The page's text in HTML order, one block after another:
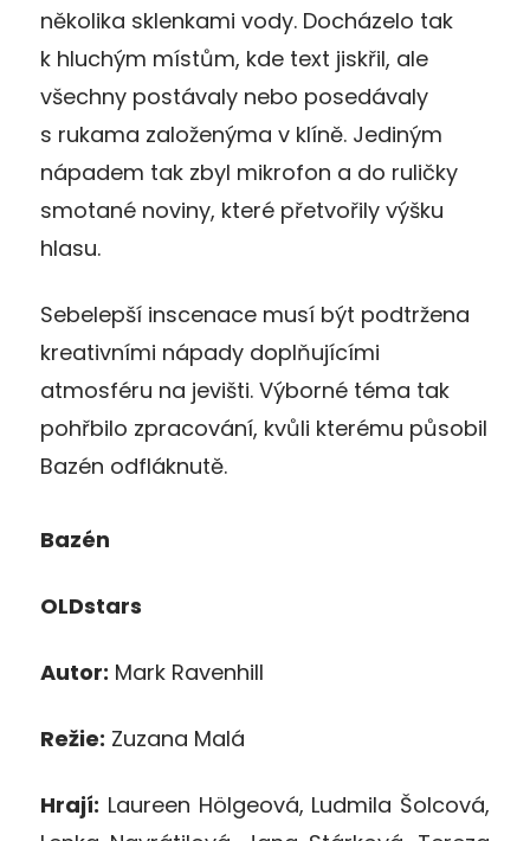
několika sklenkami vody. Docházelo tak
k hluchým místům, kde text jiskřil, ale
všechny postávaly nebo posedávaly
s rukama založenýma v klíně. Jediným
nápadem tak zbyl mikrofon a do ruličky
smotané noviny, které přetvořily výšku
hlasu.
Sebelepší inscenace musí být podtržena
kreativními nápady doplňujícími
atmosféru na jevišti. Výborné téma tak
pohřbilo zpracování, kvůli kterému působil
Bazén odfláknutě.
Bazén
OLDstars
Autor: Mark Ravenhill
Režie: Zuzana Malá
Hrají: Laureen Hölgeová, Ludmila Šolcová,